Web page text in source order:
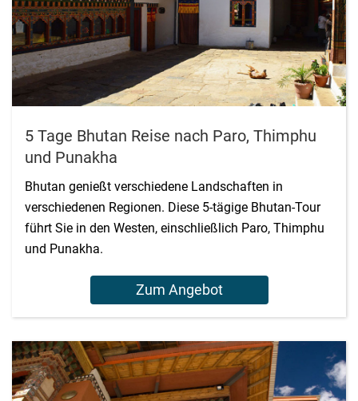
5 Tage Bhutan Reise nach Paro, Thimphu
und Punakha
Bhutan genießt verschiedene Landschaften in
verschiedenen Regionen. Diese 5-tägige Bhutan-Tour
führt Sie in den Westen, einschließlich Paro, Thimphu
und Punakha.
Zum Angebot